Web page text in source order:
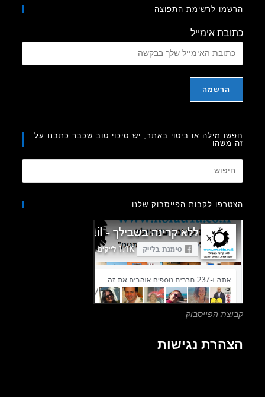
לרשימת התפוצה
אימייל
מילה או ביטוי באתר, יש סיכוי טוב שכבר כתבנו על
Escape
לקבות הפייסבוק שלנו
הפייסבוק
נגישות